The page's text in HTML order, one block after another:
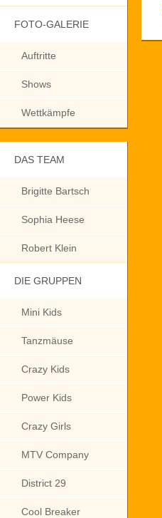
FOTO-GALERIE
Auftritte
Shows
Wettkämpfe
DAS TEAM
Brigitte Bartsch
Sophia Heese
Robert Klein
DIE GRUPPEN
Mini Kids
Tanzmäuse
Crazy Kids
Power Kids
Crazy Girls
MTV Company
District 29
Cool Breaker